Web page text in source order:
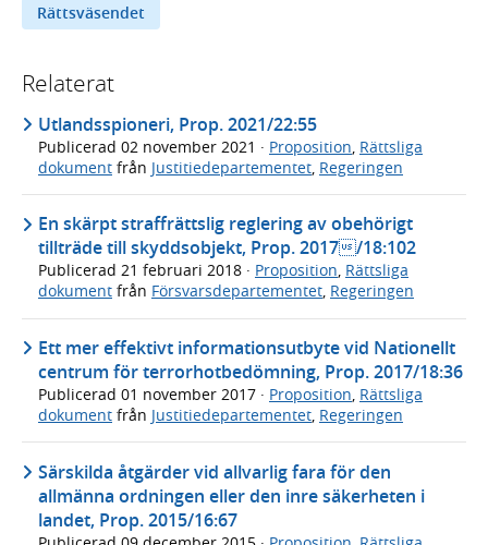
Rättsväsendet
Relaterat
Utlandsspioneri, Prop. 2021/22:55
Publicerad 02 november 2021 · Proposition, Rättsliga
dokument från Justitiedepartementet, Regeringen
En skärpt straffrättslig reglering av obehörigt
tillträde till skyddsobjekt, Prop. 2017/18:102
Publicerad 21 februari 2018 · Proposition, Rättsliga
dokument från Försvarsdepartementet, Regeringen
Ett mer effektivt informationsutbyte vid Nationellt
centrum för terrorhotbedömning, Prop. 2017/18:36
Publicerad 01 november 2017 · Proposition, Rättsliga
dokument från Justitiedepartementet, Regeringen
Särskilda åtgärder vid allvarlig fara för den
allmänna ordningen eller den inre säkerheten i
landet, Prop. 2015/16:67